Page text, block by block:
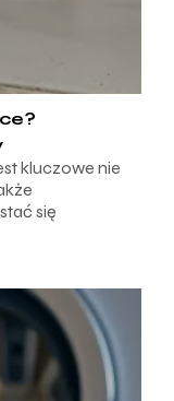
kluczowe nie
się